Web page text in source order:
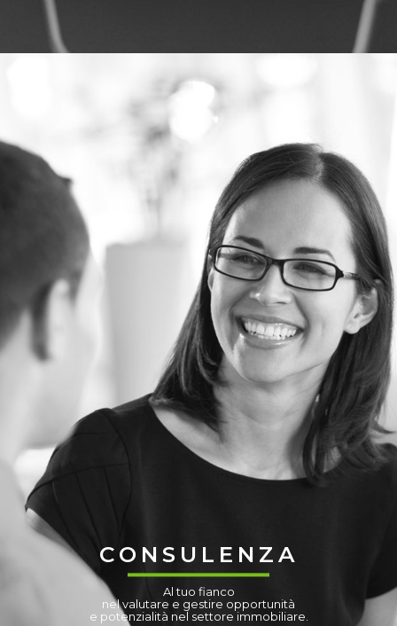
CONSULENZA
Al tuo fianco
nel valutare e gestire opportunità
e potenzialità nel settore immobiliare.